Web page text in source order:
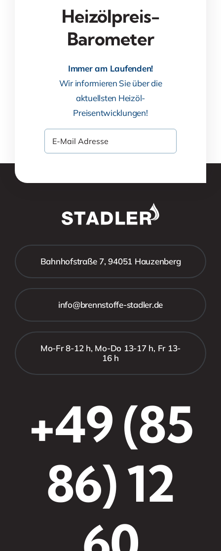
Heizölpreis-
Barometer
Immer am Laufenden!
Wir informieren Sie über die
aktuellsten Heizöl-
Preisentwicklungen!
Bahnhofstraße 7, 94051 Hauzenberg
info@brennstoffe-stadler.de
Mo-Fr 8-12 h, Mo-Do 13-17 h, Fr 13-
16 h
+49 (85
86) 12